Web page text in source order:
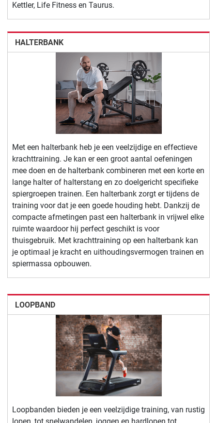
Kettler, Life Fitness en Taurus.
HALTERBANK
Met een halterbank heb je een veelzijdige en effectieve
krachttraining. Je kan er een groot aantal oefeningen
mee doen en de halterbank combineren met een korte en
lange halter of halterstang en zo doelgericht specifieke
spiergroepen trainen. Een halterbank zorgt er tijdens de
training voor dat je een goede houding hebt. Dankzij de
compacte afmetingen past een halterbank in vrijwel elke
ruimte waardoor hij perfect geschikt is voor
thuisgebruik. Met krachttraining op een halterbank kan
je optimaal je kracht en uithoudingsvermogen trainen en
spiermassa opbouwen.
LOOPBAND
Loopbanden bieden je een veelzijdige training, van rustig